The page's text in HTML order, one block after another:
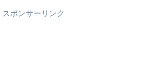
スポンサーリンク